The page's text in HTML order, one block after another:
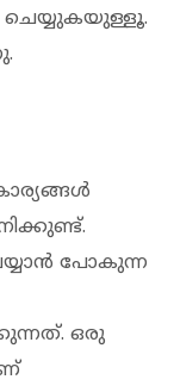
ചെയ്യുകയുള്ളൂ.
പോകുന്ന
ഒരു